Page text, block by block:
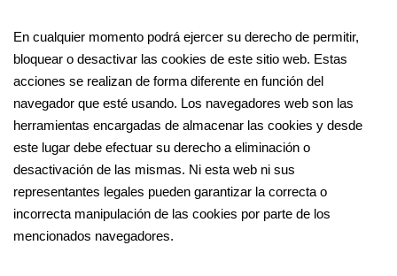
En cualquier momento podrá ejercer su derecho de permitir,
bloquear o desactivar las cookies de este sitio web. Estas
acciones se realizan de forma diferente en función del
navegador que esté usando. Los navegadores web son las
herramientas encargadas de almacenar las cookies y desde
este lugar debe efectuar su derecho a eliminación o
desactivación de las mismas. Ni esta web ni sus
representantes legales pueden garantizar la correcta o
incorrecta manipulación de las cookies por parte de los
mencionados navegadores.